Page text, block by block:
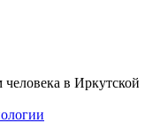
в Иркутской